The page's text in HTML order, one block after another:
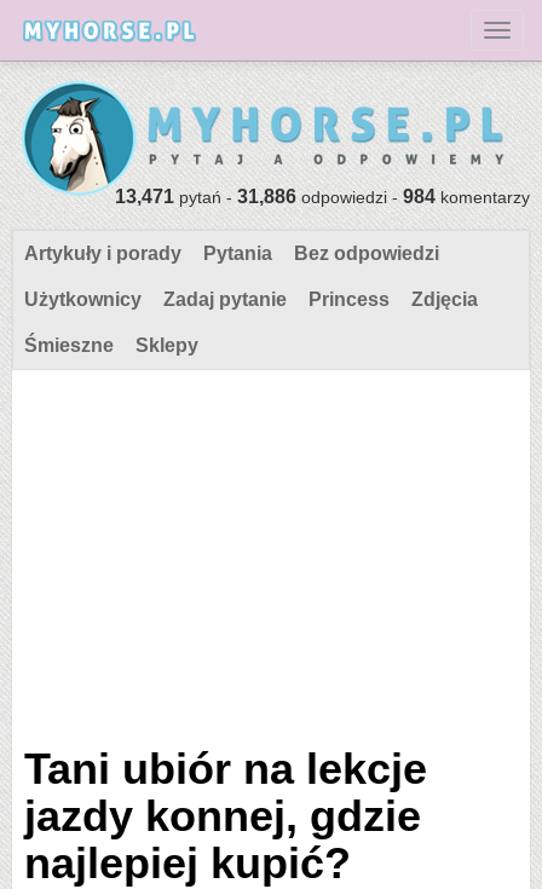
13,471pytań -31,886odpowiedzi -984komentarzy
Artykuły i porady Pytania Bez odpowiedzi
Użytkownicy Zadaj pytanie Princess Zdjęcia
Śmieszne Sklepy
Tani ubiór na lekcje
jazdy konnej, gdzie
najlepiej kupić?